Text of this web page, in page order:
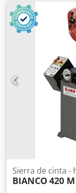
Sierra de cinta -
BIANCO420